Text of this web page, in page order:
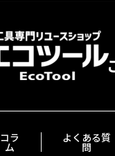
コラ
ム
よくある質
問